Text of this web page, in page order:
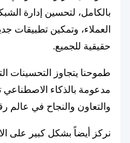
بالكامل، لتحسين إدارة
العملاء، وتمكين تطبيقات
حقيقية للجميع.
طموحنا يتجاوز التحسينات
مدعومة بالذكاء الاصطناعي
والتعاون والنجاح في عالم
نركز أيضاً بشكل كبير على